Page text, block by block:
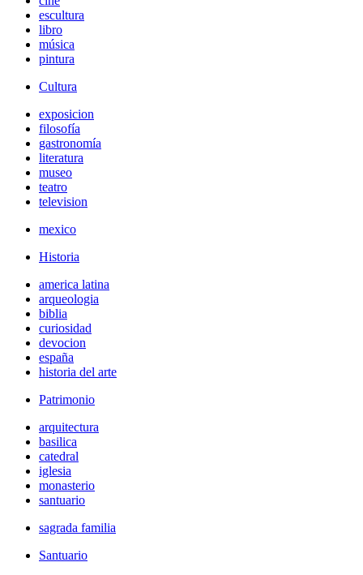
escultura
libro
música
pintura
Cultura
exposicion
filosofía
gastronomía
literatura
museo
teatro
television
mexico
Historia
america latina
arqueologia
biblia
curiosidad
devocion
españa
historia del arte
Patrimonio
arquitectura
basilica
catedral
iglesia
monasterio
santuario
sagrada familia
Santuario